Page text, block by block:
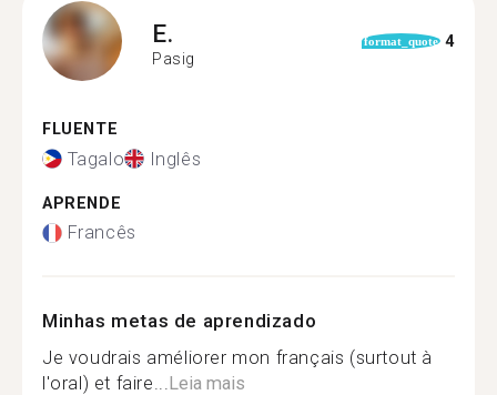
E.
Pasig
format_quote 4
FLUENTE
Tagalo Inglês
APRENDE
Francês
Minhas metas de aprendizado
Je voudrais améliorer mon français (surtout à
l'oral) et faire...Leia mais